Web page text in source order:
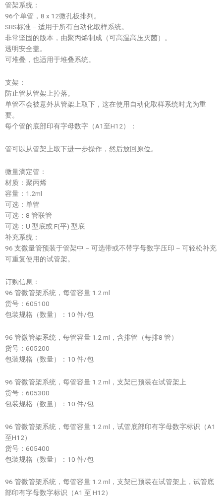
管架系统：
96个单管，8 x 12微孔板排列。
SBS标准 – 适用于所有自动化取样系统。
非常坚固的版本，由聚丙烯制成（可高温高压灭菌）。
透明安全盖。
可堆叠，也适用于堆叠系统。
支架：
防止管从管架上掉落。
单管不会被意外从管架上取下，这在使用自动化取样系统时尤为重
要。
每个管的底部印有字母数字（A1至H12）：
管可以从管架上取下进一步操作，然后放回原位。
微量滴定管：
材质：聚丙烯
容量：1.2ml
可选：单管
可选：8 管联管
可选：U 型底或 F(平) 型底
补充系统：
96 支微量管预装于管架中 – 可选带或不带字母数字压印 – 可轻松补充
可重复使用的试管架。
订购信息：
96 管微管架系统，每管容量 1.2 ml
货号：605100
包装规格（数量）：10 件/包
96 管微管架系统，每管容量 1.2 ml，含排管（每排8 管）
货号：605200
包装规格（数量）：10 件/包
96 管微管架系统，每管容量 1.2 ml，支架已预装在试管架上
货号：605300
包装规格（数量）：10 件/包
96 管微管架系统，每管容量 1.2 ml，试管底部印有字母数字标识（A1
至H12）
货号：605400
包装规格（数量）：10 件/包
96 管微管架系统，每管容量 1.2 ml，支架已预装在试管架上，试管底
部印有字母数字标识（A1 至 H12）